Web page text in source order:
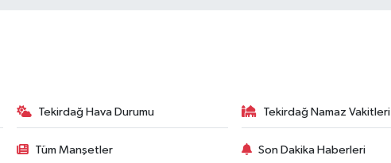
Tekirdağ Hava Durumu Tekirdağ Namaz Vakitleri
Tüm Manşetler Son Dakika Haberleri